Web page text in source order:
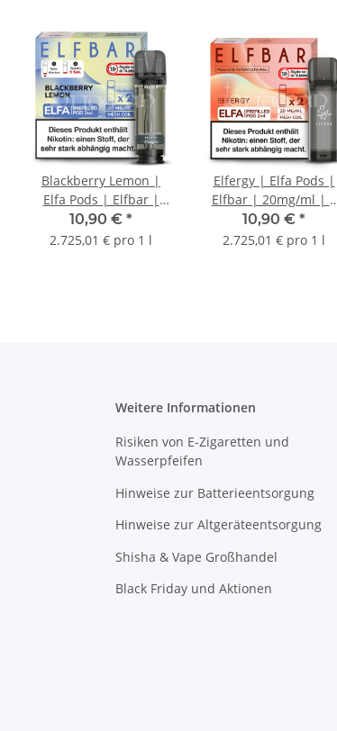
Blackberry Lemon |
Elfa Pods | Elfbar |
20mg/ml | 2 Stk.
10,90 € *
2.725,01 € pro 1 l
Elfergy | Elfa Pods |
Elfbar | 20mg/ml | 2
Stk.
10,90 € *
2.725,01 € pro 1 l
Weitere Informationen
Risiken von E-Zigaretten und
Wasserpfeifen
Hinweise zur Batterieentsorgung
Hinweise zur Altgeräteentsorgung
Shisha & Vape Großhandel
Black Friday und Aktionen